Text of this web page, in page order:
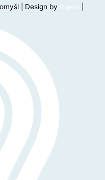
| Design by Objevil